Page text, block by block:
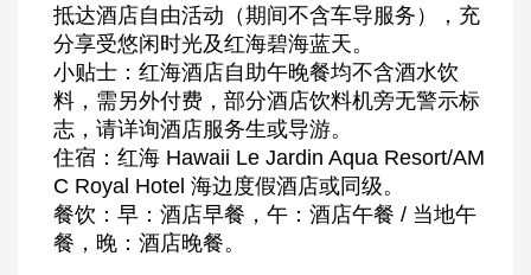
抵达酒店自由活动（期间不含车导服务），充
分享受悠闲时光及红海碧海蓝天。
小贴士：红海酒店自助午晚餐均不含酒水饮
料，需另外付费，部分酒店饮料机旁无警示标
志，请详询酒店服务生或导游。
住宿：红海 Hawaii Le Jardin Aqua Resort/AM
C Royal Hotel 海边度假酒店或同级。
餐饮：早：酒店早餐，午：酒店午餐 / 当地午
餐，晚：酒店晚餐。